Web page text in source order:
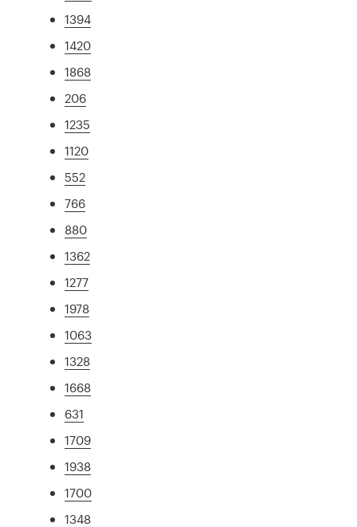
1394
1420
1868
206
1235
1120
552
766
880
1362
1277
1978
1063
1328
1668
631
1709
1938
1700
1348